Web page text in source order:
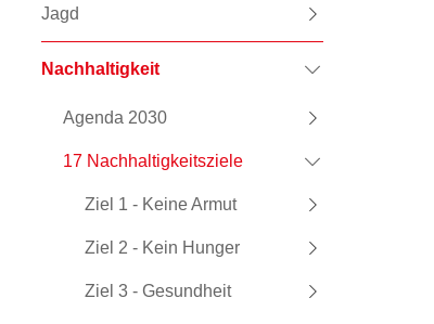
Jagd
Nachhaltigkeit
Agenda 2030
17 Nachhaltigkeitsziele
Ziel 1 - Keine Armut
Ziel 2 - Kein Hunger
Ziel 3 - Gesundheit